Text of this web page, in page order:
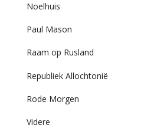
Noelhuis
Paul Mason
Raam op Rusland
Republiek Allochtonië
Rode Morgen
Videre